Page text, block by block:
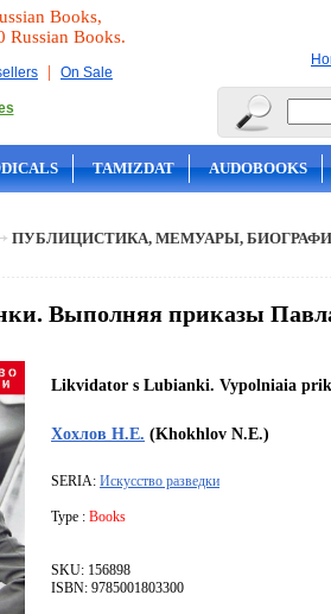
Books,
Russian Books.
| On Sale
TAMIZDAT AUDOBOOKS
ПУБЛИЦИСТИКА, МЕМУАРЫ,
Выполняя приказы
Likvidator s Lubianki. Vypolniaia
Хохлов Н.Е. (Khokhlov N.E.)
SERIA: Искусство разведки
Type : Books
SKU: 156898
ISBN: 9785001803300